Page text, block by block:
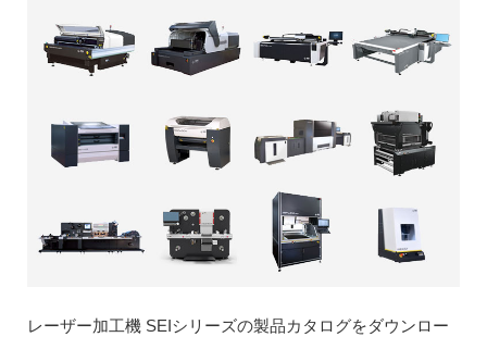
レーザー加工機 SEIシリーズの製品カタログをダウンロー